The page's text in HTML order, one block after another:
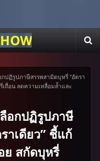
กปฏิรูปภาษีสรรพสามิตบุหรี่ “อัตรา
เถื่อน ลดความเหลื่อมล้ำและ
อกปฏิรูปภาษี
าเดียว” ชี้แก้
ย สกัดบุหรี่